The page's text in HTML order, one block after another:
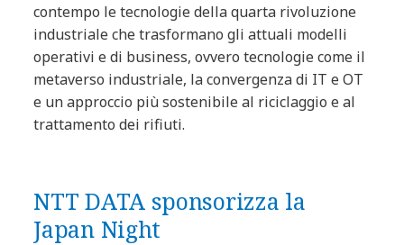
contempo le tecnologie della quarta rivoluzione
industriale che trasformano gli attuali modelli
operativi e di business, ovvero tecnologie come il
metaverso industriale, la convergenza di IT e OT
e un approccio più sostenibile al riciclaggio e al
trattamento dei rifiuti.
NTT DATA sponsorizza la
Japan Night